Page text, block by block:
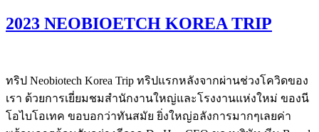
2023 NEOBIOETCH KOREA TRIP
ทริป Neobiotech Korea Trip ทริปแรกหลังจากผ่านช่วงโควิดของ
เรา ด้วยการเยี่ยมชมสำนักงานใหญ่และโรงงานแห่งใหม่ ของนี
โอไบโอเทค ขอบอกว่าทันสมัย ยิ่งใหญ่อลังการมากๆเลยค่า